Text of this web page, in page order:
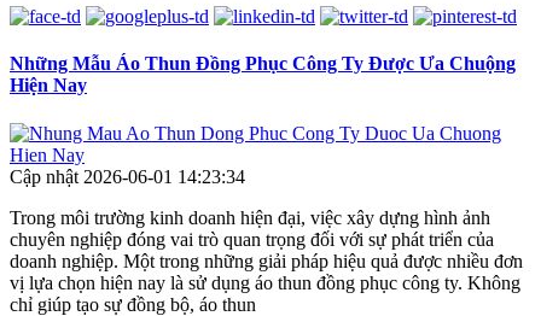
Những Mẫu Áo Thun Đồng Phục Công Ty Được Ưa Chuộng
Hiện Nay
Cập nhật 2026-06-01 14:23:34
Trong môi trường kinh doanh hiện đại, việc xây dựng hình ảnh
chuyên nghiệp đóng vai trò quan trọng đối với sự phát triển của
doanh nghiệp. Một trong những giải pháp hiệu quả được nhiều đơn
vị lựa chọn hiện nay là sử dụng áo thun đồng phục công ty. Không
chỉ giúp tạo sự đồng bộ, áo thun